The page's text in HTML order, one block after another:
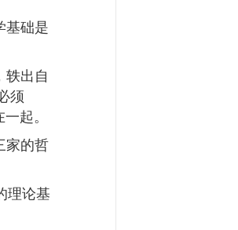
基础是
轶出自
须
起。
家的哲
理论基